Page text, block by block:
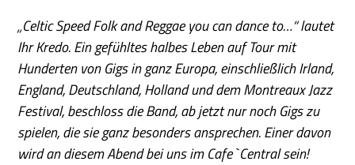
„Celtic Speed Folk and Reggae you can dance to…“ lautet
Ihr Kredo. Ein gefühltes halbes Leben auf Tour mit
Hunderten von Gigs in ganz Europa, einschließlich Irland,
England, Deutschland, Holland und dem Montreaux Jazz
Festival, beschloss die Band, ab jetzt nur noch Gigs zu
spielen, die sie ganz besonders ansprechen. Einer davon
wird an diesem Abend bei uns im Cafe`Central sein!